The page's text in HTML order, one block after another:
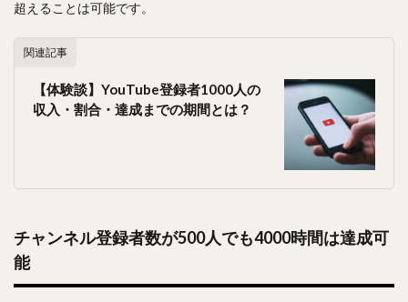
超えることは可能です。
関連記事
【体験談】YouTube登録者1000人の
収入・割合・達成までの期間とは？
チャンネル登録者数が500人でも4000時間は達成可
能